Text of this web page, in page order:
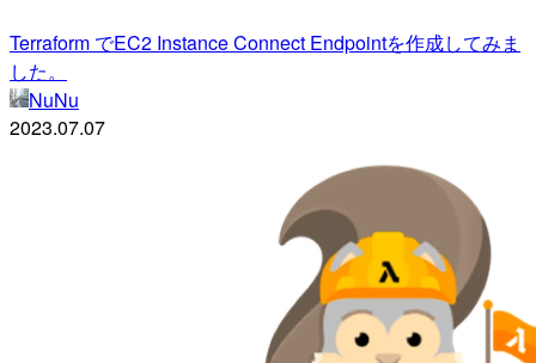
Terraform でEC2 Instance Connect Endpointを作成してみま
した。
NuNu
2023.07.07